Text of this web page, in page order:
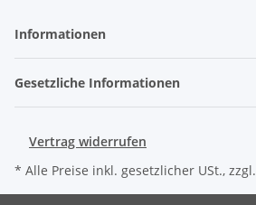
Informationen
Gesetzliche Informationen
Vertrag widerrufen
* Alle Preise inkl. gesetzlicher USt., zzgl.